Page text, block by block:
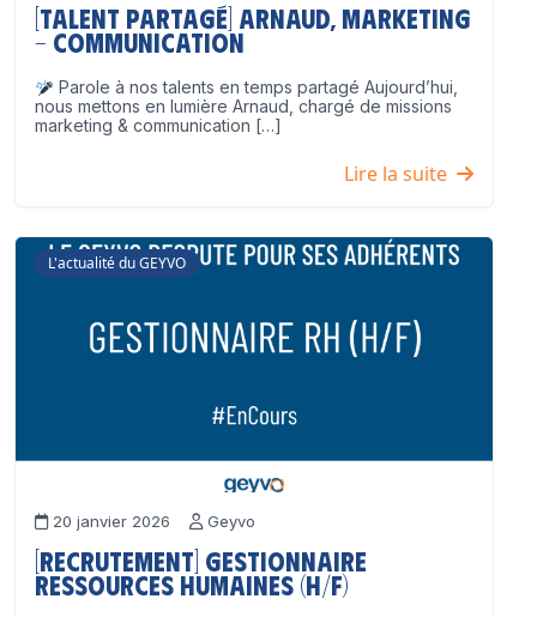
[Talent partagé] Arnaud, Marketing
– Communication
Parole à nos talents en temps partagé Aujourd’hui,
nous mettons en lumière Arnaud, chargé de missions
marketing & communication […]
Lire la suite
L'actualité du GEYVO
20 janvier 2026 Geyvo
[Recrutement] Gestionnaire
Ressources Humaines (H/F)